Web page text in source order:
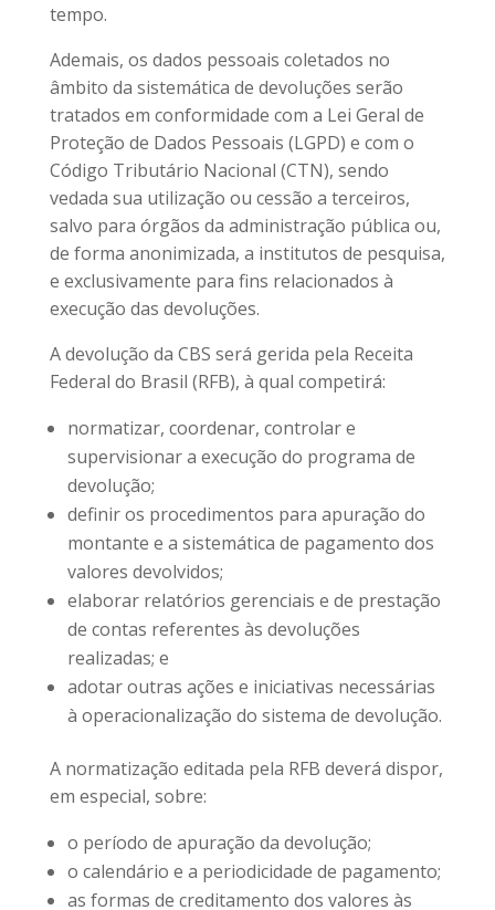
tempo.
Ademais, os dados pessoais coletados no
âmbito da sistemática de devoluções serão
tratados em conformidade com a Lei Geral de
Proteção de Dados Pessoais (LGPD) e com o
Código Tributário Nacional (CTN), sendo
vedada sua utilização ou cessão a terceiros,
salvo para órgãos da administração pública ou,
de forma anonimizada, a institutos de pesquisa,
e exclusivamente para fins relacionados à
execução das devoluções.
A devolução da CBS será gerida pela Receita
Federal do Brasil (RFB), à qual competirá:
normatizar, coordenar, controlar e
supervisionar a execução do programa de
devolução;
definir os procedimentos para apuração do
montante e a sistemática de pagamento dos
valores devolvidos;
elaborar relatórios gerenciais e de prestação
de contas referentes às devoluções
realizadas; e
adotar outras ações e iniciativas necessárias
à operacionalização do sistema de devolução.
A normatização editada pela RFB deverá dispor,
em especial, sobre:
o período de apuração da devolução;
o calendário e a periodicidade de pagamento;
as formas de creditamento dos valores às